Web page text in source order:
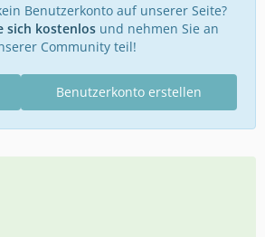
Benutzerkonto auf unserer Seite?
sich kostenlosund nehmen Sie an
Community teil!
Benutzerkonto erstellen